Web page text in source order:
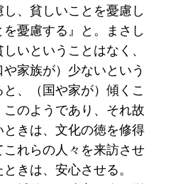
、貧しいことを憂慮し
憂慮する』と。まさし
いということはなく、
家族が）少ないという
、（国や家が）傾くこ
のようであり、それ故
きは、文化の徳を修得
れらの人々を来訪させ
きは、安心させる。